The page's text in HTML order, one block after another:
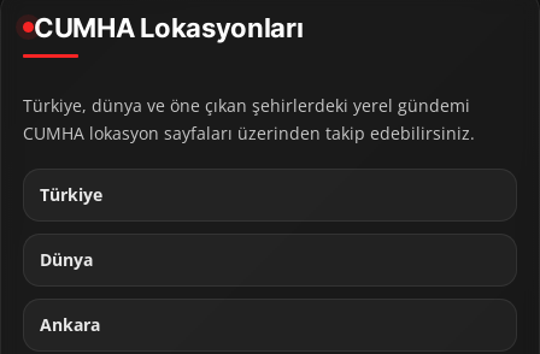
CUMHA Lokasyonları
Türkiye, dünya ve öne çıkan şehirlerdeki yerel gündemi
CUMHA lokasyon sayfaları üzerinden takip edebilirsiniz.
Türkiye
Dünya
Ankara